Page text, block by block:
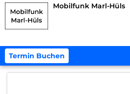
Mobilfunk Marl-Hüls
Termin Buchen